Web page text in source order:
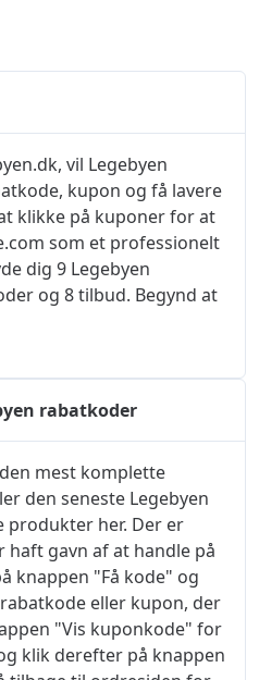
vil Legebyen
kupon og få lavere
klikke på kuponer for at
som et professionelt
dig 9 Legebyen
og 8 tilbud. Begynd at
rabatkoder
mest komplette
den seneste Legebyen
produkter her. Der er
gavn af at handle på
knappen "Få kode" og
eller kupon, der
"Vis kuponkode" for
klik derefter på knappen